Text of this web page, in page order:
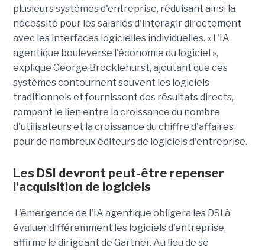
plusieurs systèmes d'entreprise, réduisant ainsi la
nécessité pour les salariés d'interagir directement
avec les interfaces logicielles individuelles. « L'IA
agentique bouleverse l'économie du logiciel »,
explique George Brocklehurst, ajoutant que ces
systèmes contournent souvent les logiciels
traditionnels et fournissent des résultats directs,
rompant le lien entre la croissance du nombre
d'utilisateurs et la croissance du chiffre d'affaires
pour de nombreux éditeurs de logiciels d'entreprise.
Les DSI devront peut-être repenser
l'acquisition de logiciels
L'émergence de l'IA agentique obligera les DSI à
évaluer différemment les logiciels d'entreprise,
affirme le dirigeant de Gartner. Au lieu de se